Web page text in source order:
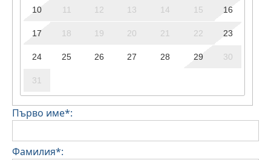
10 11 12 13 14 15 16
17 18 19 20 21 22 23
24 25 26 27 28 29 30
31
Първо име*:
Фамилия*: